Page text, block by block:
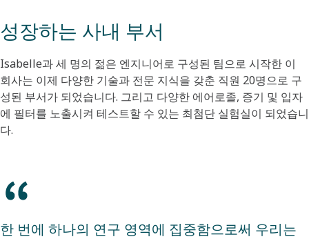
성장하는 사내 부서
Isabelle과 세 명의 젊은 엔지니어로 구성된 팀으로 시작한 이
회사는 이제 다양한 기술과 전문 지식을 갖춘 직원 20명으로 구
성된 부서가 되었습니다. 그리고 다양한 에어로졸, 증기 및 입자
에 필터를 노출시켜 테스트할 수 있는 최첨단 실험실이 되었습니
다.
한 번에 하나의 연구 영역에 집중함으로써 우리는